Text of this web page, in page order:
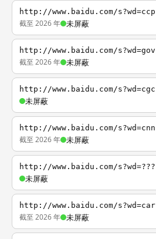
http://www.baidu.com/s?wd=ccp
截至 2026 年 未屏蔽
http://www.baidu.com/s?wd=gov
截至 2026 年 未屏蔽
http://www.baidu.com/s?wd=cgc
未屏蔽
http://www.baidu.com/s?wd=cnn
截至 2026 年 未屏蔽
http://www.baidu.com/s?wd=???
未屏蔽
http://www.baidu.com/s?wd=car
截至 2026 年 未屏蔽